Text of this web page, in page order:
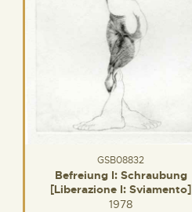
GSB08832
Befreiung I: Schraubung
[Liberazione I: Sviamento]
1978